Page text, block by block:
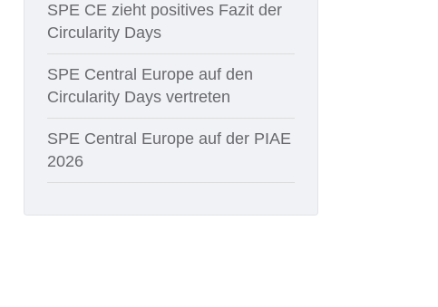
SPE CE zieht positives Fazit der
Circularity Days
SPE Central Europe auf den
Circularity Days vertreten
SPE Central Europe auf der PIAE
2026